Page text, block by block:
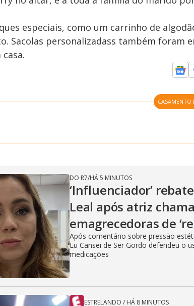
especiais, como um carrinho de
Sacolas personalizadass também foram
CASAMENTO
DO R7/HÁ 5 MINUTOS
‘Influenciador’
Leal após atriz
emagrecedoras de
Após comentário sobre pressão
Eu Cansei de Ser Gordo defendeu o
medicações
ESTRELANDO / HÁ 8 MINUTOS